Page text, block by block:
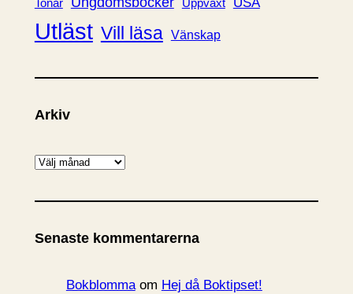
Tonår Uppväxt
Utläst Vill läsa Vänskap
Arkiv
A
k
v
Senaste kommentarerna
Bokblommaom Hej då Boktipset!